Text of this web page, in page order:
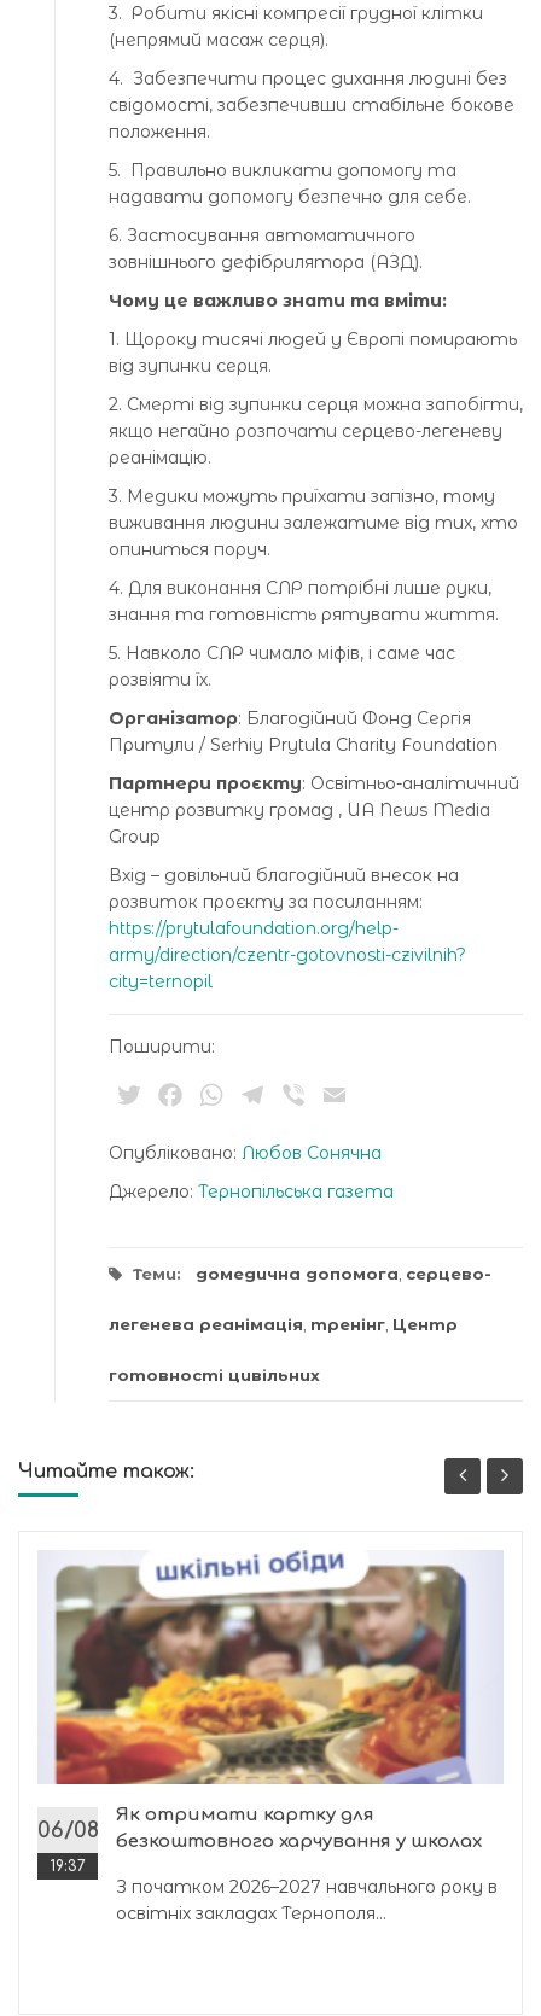
3. Робити якісні компресії грудної клітки
(непрямий масаж серця).
4. Забезпечити процес дихання людині без
свідомості, забезпечивши стабільне бокове
положення.
5. Правильно викликати допомогу та
надавати допомогу безпечно для себе.
6. Застосування автоматичного
зовнішнього дефібрилятора (АЗД).
Чому це важливо знати та вміти:
1. Щороку тисячі людей у Європі помирають
від зупинки серця.
2. Смерті від зупинки серця можна запобігти,
якщо негайно розпочати серцево-легеневу
реанімацію.
3. Медики можуть приїхати запізно, тому
виживання людини залежатиме від тих, хто
опиниться поруч.
4. Для виконання СЛР потрібні лише руки,
знання та готовність рятувати життя.
5. Навколо СЛР чимало міфів, і саме час
розвіяти їх.
Організатор: Благодійний Фонд Сергія
Притули / Serhiy Prytula Charity Foundation
Партнери проєкту: Освітньо-аналітичний
центр розвитку громад , UA News Media
Group
Вхід – довільний благодійний внесок на
розвиток проєкту за посиланням:
https://prytulafoundation.org/help-
army/direction/czentr-gotovnosti-czivilnih?
city=ternopil
Поширити:
TwitterFacebookWhatsApp
Telegram
Viber
Опубліковано: Любов Сонячна
Джерело: Тернопільська газета
Теми: домедична допомога серцево-
легенева реанімація тренінг Центр
готовності цивільних
Читайте також:
06/08
19:37
Як отримати картку для
безкоштовного харчування у школах
З початком 2026–2027 навчального року в
освітніх закладах Тернополя...